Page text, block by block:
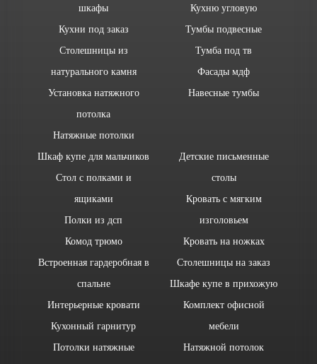
шкафы
Кухни под заказ
Столешницы из
натурального камня
Установка натяжного
потолка
Натяжные потолки
Кухню угловую
Тумбы подвесные
Тумба под тв
Фасады мдф
Навесные тумбы
Шкаф купе для мальчиков
Стол с полками и
ящиками
Полки из дсп
Комод трюмо
Встроенная гардеробная в
спальне
Интерьерные кровати
Кухонный гарнитур
Потолки натяжные
Детские письменные
столы
Кровать с мягким
изголовьем
Кровать на ножках
Столешницы на заказ
Шкафе купе в прихожую
Комплект офисной
мебели
Натяжной потолок